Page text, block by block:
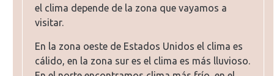
el clima depende de la zona que vayamos a
visitar.
En la zona oeste de Estados Unidos el clima es
cálido, en la zona sur es el clima es más lluvioso.